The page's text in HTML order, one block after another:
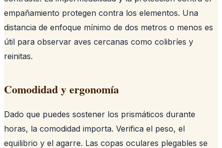
empañamiento protegen contra los elementos. Una
distancia de enfoque mínimo de dos metros o menos es
útil para observar aves cercanas como colibríes y
reinitas.
Comodidad y ergonomía
Dado que puedes sostener los prismáticos durante
horas, la comodidad importa. Verifica el peso, el
equilibrio y el agarre. Las copas oculares plegables se